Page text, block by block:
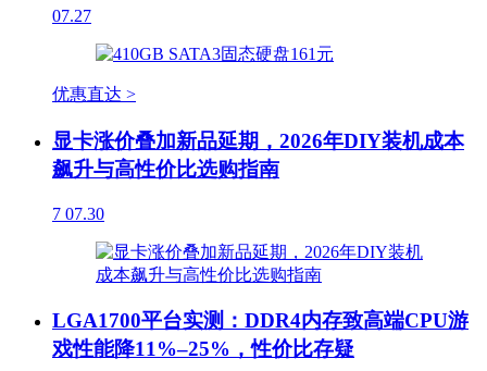
07.27
优惠直达 >
显卡涨价叠加新品延期，2026年DIY装机成本
飙升与高性价比选购指南
7 07.30
LGA1700平台实测：DDR4内存致高端CPU游
戏性能降11%–25%，性价比存疑